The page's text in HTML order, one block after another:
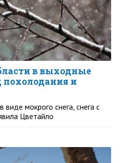
в выходные
похолодания и
мокрого снега, снега с
Цветайло